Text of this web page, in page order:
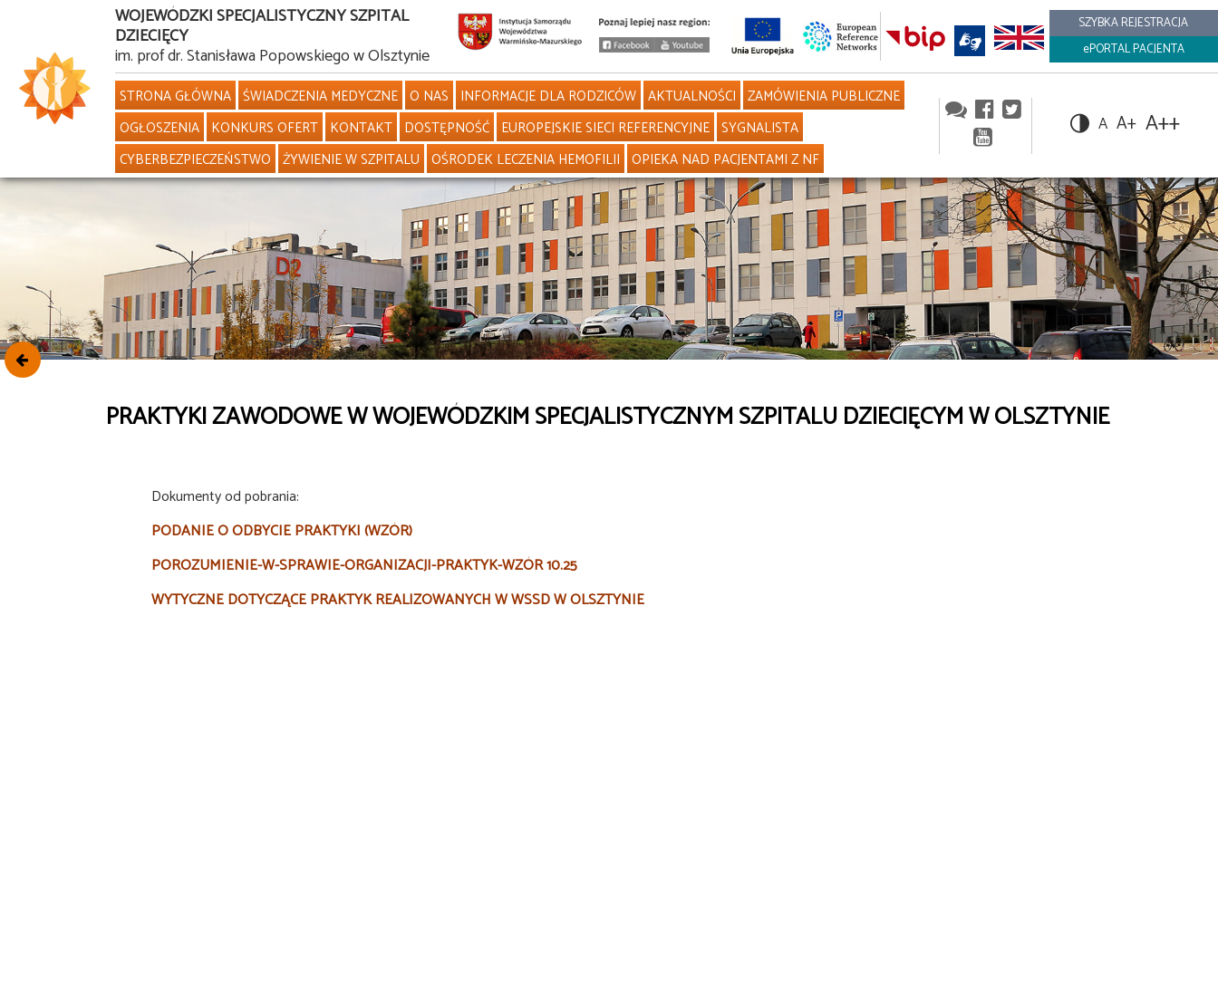
treści
WOJEWÓDZKI SPECJALISTYCZNY SZPITAL
DZIECIĘCY
im. prof dr. Stanisława Popowskiego w Olsztynie
SZYBKA REJESTRACJA
ePORTAL PACJENTA
STRONA GŁÓWNA ŚWIADCZENIA MEDYCZNE O NAS INFORMACJE DLA RODZICÓW AKTUALNOŚCI ZAMÓWIENIA PUBLICZNE
OGŁOSZENIA KONKURS OFERT KONTAKT DOSTĘPNOŚĆ EUROPEJSKIE SIECI REFERENCYJNE SYGNALISTA
CYBERBEZPIECZEŃSTWO ŻYWIENIE W SZPITALU OŚRODEK LECZENIA HEMOFILII OPIEKA NAD PACJENTAMI Z NF
A A+ A++
PRAKTYKI ZAWODOWE W WOJEWÓDZKIM SPECJALISTYCZNYM SZPITALU DZIECIĘCYM W OLSZTYNIE
Dokumenty od pobrania:
PODANIE O ODBYCIE PRAKTYKI (WZÓR)
POROZUMIENIE-W-SPRAWIE-ORGANIZACJI-PRAKTYK-WZÓR 10.25
WYTYCZNE DOTYCZĄCE PRAKTYK REALIZOWANYCH W WSSD W OLSZTYNIE